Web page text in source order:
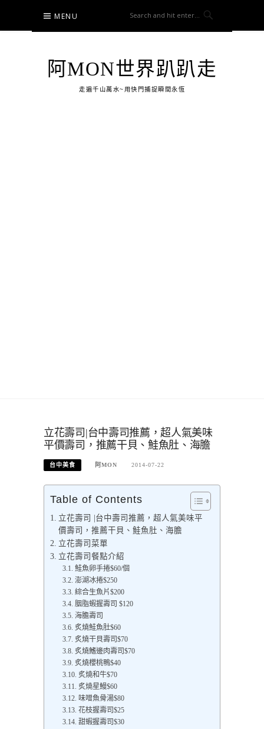
content
MENU
阿MON世界趴趴走
走遍千山萬水~用快門捕捉瞬間永恆
立花壽司|台中壽司推薦，超人氣美味
平價壽司，推薦干貝、鮭魚肚、海膽
台中美食 阿MON 2014-07-22
Table of Contents
立花壽司 |台中壽司推薦，超人氣美味平
價壽司，推薦干貝、鮭魚肚、海膽
立花壽司菜單
立花壽司餐點介紹
鮭魚卵手捲$60/個
澎湖冰捲$250
綜合生魚片$200
胭脂蝦握壽司 $120
海膽壽司
炙燒鮭魚肚$60
炙燒干貝壽司$70
炙燒鰭邊肉壽司$70
炙燒櫻桃鴨$40
炙燒和牛$70
炙燒星鰻$60
味噌魚骨湯$80
花枝握壽司$25
甜蝦握壽司$30